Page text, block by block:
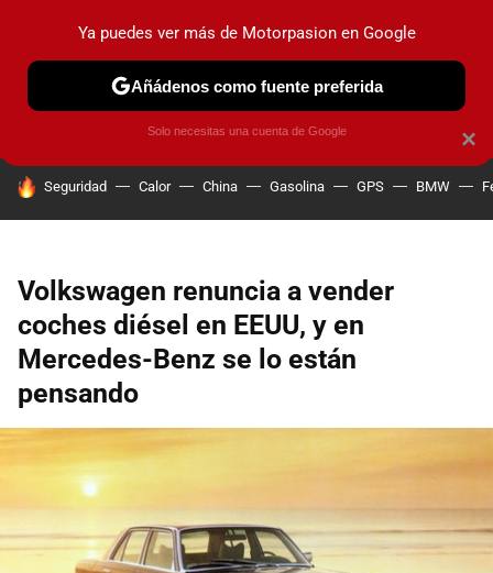
PRUEBAS COCHES ELÉCTRICOS OBSERVATORIO
HOY SE HABLA DE
Seguridad Calor China Gasolina GPS BMW
Volkswagen renuncia a vender
coches diésel en EEUU, y en
Mercedes-Benz se lo están
pensando
×
Ya puedes ver más de Motorpasion en Google
Añádenos como fuente preferida
Solo necesitas una cuenta de Google